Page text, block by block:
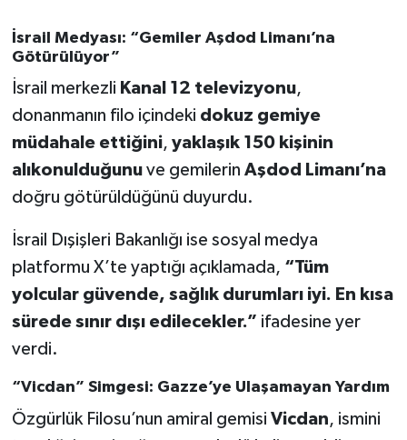
İsrail Medyası: “Gemiler Aşdod Limanı’na
Götürülüyor”
İsrail merkezli Kanal 12 televizyonu,
donanmanın filo içindeki dokuz gemiye
müdahale ettiğini, yaklaşık 150 kişinin
alıkonulduğunuve gemilerin Aşdod Limanı’na
doğru götürüldüğünü duyurdu.
İsrail Dışişleri Bakanlığı ise sosyal medya
platformu X’te yaptığı açıklamada, “Tüm
yolcular güvende, sağlık durumları iyi. En kısa
sürede sınır dışı edilecekler.” ifadesine yer
verdi.
“Vicdan” Simgesi: Gazze’ye Ulaşamayan Yardım
Özgürlük Filosu’nun amiral gemisi Vicdan, ismini